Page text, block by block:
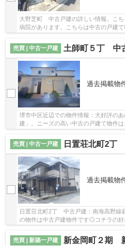
大野芝町 中古戸建の詳しい情報。こ
病院があります。こちらは中古の戸建
で、何かご不明な点などございました
売買 | 中古一戸建
土師町５丁 中
過去掲載物
堺市中区近辺での物件情報：大好評の
建」。ニーズの高い中古の戸建て物件は
す。室内も広々とした、平成28年3月築
売買 | 中古一戸建
日置荘北町2丁
過去掲載物
日置荘北町2丁 中古戸建：南海高野線
の物件は中古戸建物件です◎コチラの好
売買 | 新築一戸建
新金岡町２期